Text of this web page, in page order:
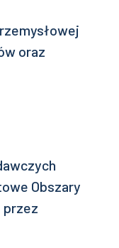
oraz
Obszary
przez